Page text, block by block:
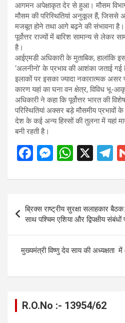
आगमन अपेक्षाकृत देर से हुआ। मौसम
मौसम की परिस्थितियां अनुकूल हैं,
मजबूत होने तथा आगे बढ़ने की संभावना है।
पूर्वोत्तर राज्यों में बारिश सामान्य से लेकर
है।
आईएमडी अधिकारी के मुताबिक, हालांकि
‘अलनीनो’ के प्रभाव की आशंका जताई गई
इलाकों पर इसका ज्यादा नकारात्मक
कारण यहां का घना वन क्षेत्र, विविध
अधिकारी ने कहा कि पूर्वोत्तर भारत की
परिस्थितियां अक्सर बड़े मौसमीय
देश के कई अन्य हिस्सों की तुलना में यहां
बनी रहती है।
F
ce
o
o
k
M
se
n
g
er
W
at
A
p
p
X
T
e
a
navigation
ब्रिक्स राष्ट्रीय सुरक्षा सलाहकार
साथ पश्चिम एशिया और द्विपक्षीय संबंधों
मुख्यमंत्री विष्णु देव साय की
R.O.No :- 13954/62